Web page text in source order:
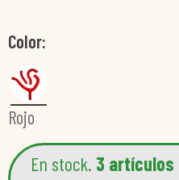
Color
Rojo
En stock. 3 artículos